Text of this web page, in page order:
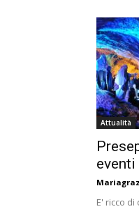
Attualità
eventi
E' ricco